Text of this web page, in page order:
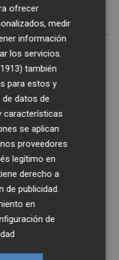
283 contemplan
retroactivos.
cláusula de
millones de
6,58 millones
registrados
al 39,9% del
a cierre de
carecen
en sus
la cifra
con este
ofrecer
medir
información
los servicios.
también
para estos y
datos de
características
se aplican
proveedores
legítimo en
derecho a
de publicidad.
en
de